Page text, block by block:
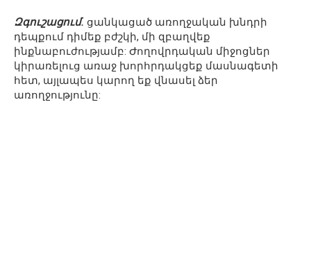
Զգուշացում. ցանկացած առողջական խնդրի
դեպքում դիմեք բժշկի, մի զբաղվեք
ինքնաբուժությամբ: Ժողովրդական միջոցներ
կիրառելուց առաջ խորհրդակցեք մասնագետի
հետ, այլապես կարող եք վնասել ձեր
առողջությունը: